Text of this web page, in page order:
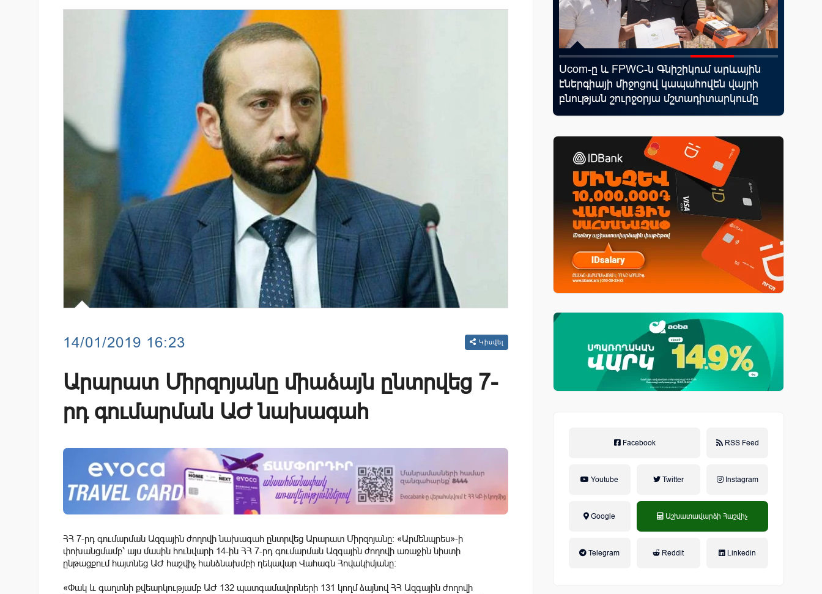
14/01/2019 16:23 Կիսվել
Արարատ Միրզոյանը միաձայն ընտրվեց 7-
րդ գումարման ԱԺ նախագահ
ՀՀ 7-րդ գումարման Ազգային ժողովի նախագահ ընտրվեց Արարատ Միրզոյանը: «Արմենպրես»-ի
փոխանցմամբ՝ այս մասին հունվարի 14-ին ՀՀ 7-րդ գումարման Ազգային ժողովի առաջին նիստի
ընթացքում հայտնեց ԱԺ հաշվիչ հանձնախմբի ղեկավար Վահագն Հովակիմյանը:
«Փակ և գաղտնի քվեարկությամբ ԱԺ 132 պատգամավորների 131 կողմ ձայնով ՀՀ Ազգային ժողովի
Կոնվերս Բանկը և Visa-ն ընդլայնում են
ռազմավարական համագործակցությունը՝
նոր հաճախորդակենտրոն լուծումների
զարգացման նպատակով
Ucom-ը և FPWC-ն Գնիշիկում արևային
էներգիայի միջոցով կապահովեն վայրի
բնության շուրջօրյա մշտադիտարկումը
Facebook RSS Feed
Youtube Twitter Instagram
Google Աշխատավարձի Հաշվիչ
Telegram Reddit Linkedin